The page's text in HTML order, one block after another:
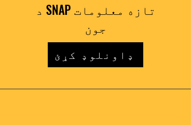
د SNAP تازه معلومات
جون
ډاونلوډ کړئ